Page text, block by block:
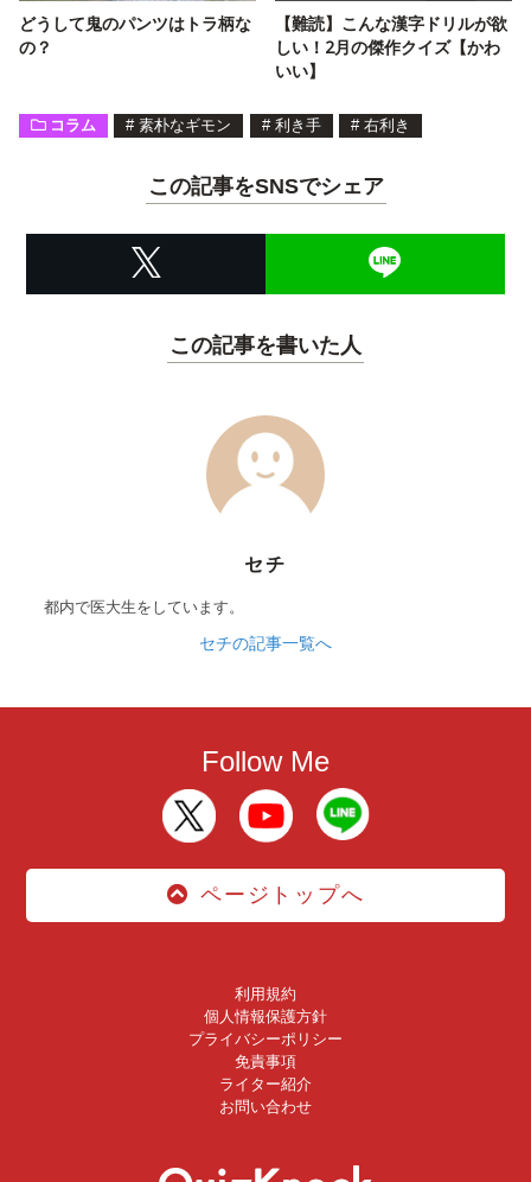
どうして鬼のパンツはトラ柄な
の？
【難読】こんな漢字ドリルが欲
しい！2月の傑作クイズ【かわ
いい】
コラム # 素朴なギモン # 利き手 # 右利き
この記事をSNSでシェア
この記事を書いた人
セチ
都内で医大生をしています。
セチの記事一覧へ
Follow Me
ページトップへ
利用規約
個人情報保護方針
プライバシーポリシー
免責事項
ライター紹介
お問い合わせ